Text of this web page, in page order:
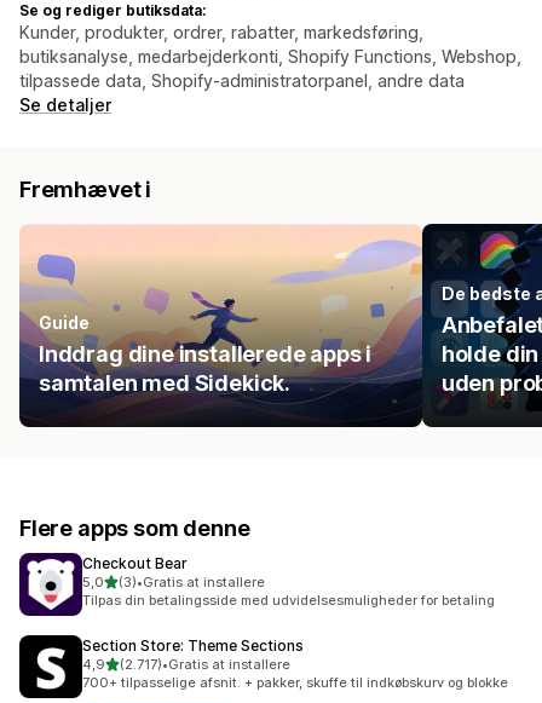
Se og rediger butiksdata:
Kunder, produkter, ordrer, rabatter, markedsføring,
butiksanalyse, medarbejderkonti, Shopify Functions, Webshop,
tilpassede data, Shopify-administratorpanel, andre data
Se detaljer
Fremhævet i
Guide
Inddrag dine installerede apps i
samtalen med Sidekick.
De bedste
holde
uden
Flere apps som denne
Checkout Bear
5,0ud af 5 stjerner
(3)
3 anmeldelser i alt
•Gratis at installere
Tilpas din betalingsside med udvidelsesmuligheder for betaling
Section Store: Theme Sections
4,9ud af 5 stjerner
(2.717)
2717 anmeldelser i alt
•Gratis at installere
700+ tilpasselige afsnit. + pakker, skuffe til indkøbskurv og blokke